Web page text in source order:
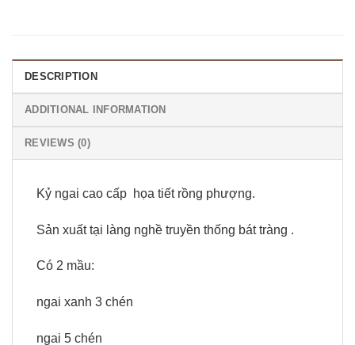
DESCRIPTION
ADDITIONAL INFORMATION
REVIEWS (0)
Kỷ ngai cao cấp họa tiết rồng phượng.
Sản xuất tại làng nghề truyền thống bát tràng .
Có 2 mầu:
ngai xanh 3 chén
ngai 5 chén